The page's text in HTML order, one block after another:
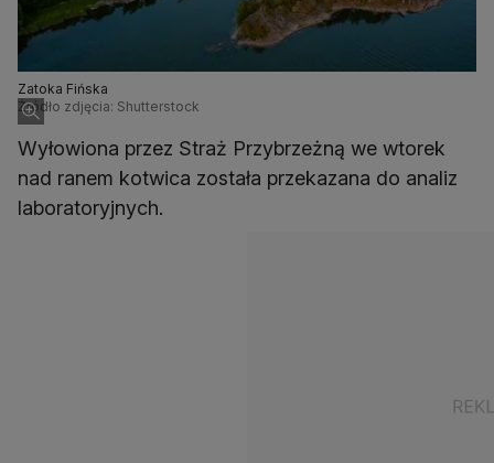
Zatoka Fińska
Źródło zdjęcia: Shutterstock
Wyłowiona przez Straż Przybrzeżną we wtorek
nad ranem kotwica została przekazana do analiz
laboratoryjnych.